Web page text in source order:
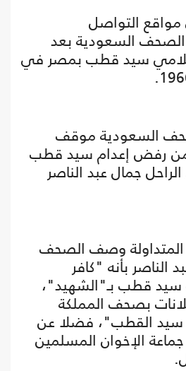
التواصل
الصحف السعودية بعد
سيد قطب بمصر في
السعودية موقف
من رفض إعدام سيد قطب
جمال عبد الناصر
المتداولة وصف الصحف
الناصر بأنه "كافر
سيد قطب بـ"الشهيد"،
بصحف المملكة
سيد القطب"، فضلا عن
الإخوان المسلمين